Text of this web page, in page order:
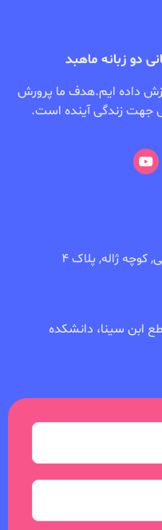
دو زبانه ماهبد
داده ایم.هدف ما پرورش
جهت زندگی آینده است.
کوچه ژاله, پلاک ۴
ابن سینا، دانشکده